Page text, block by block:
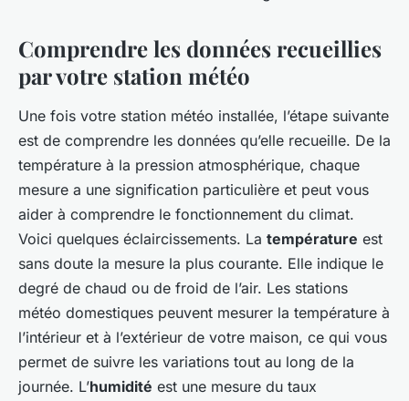
Comprendre les données recueillies
par votre station météo
Une fois votre station météo installée, l’étape suivante
est de comprendre les données qu’elle recueille. De la
température à la pression atmosphérique, chaque
mesure a une signification particulière et peut vous
aider à comprendre le fonctionnement du climat.
Voici quelques éclaircissements. La température est
sans doute la mesure la plus courante. Elle indique le
degré de chaud ou de froid de l’air. Les stations
météo domestiques peuvent mesurer la température à
l’intérieur et à l’extérieur de votre maison, ce qui vous
permet de suivre les variations tout au long de la
journée. L’humidité est une mesure du taux